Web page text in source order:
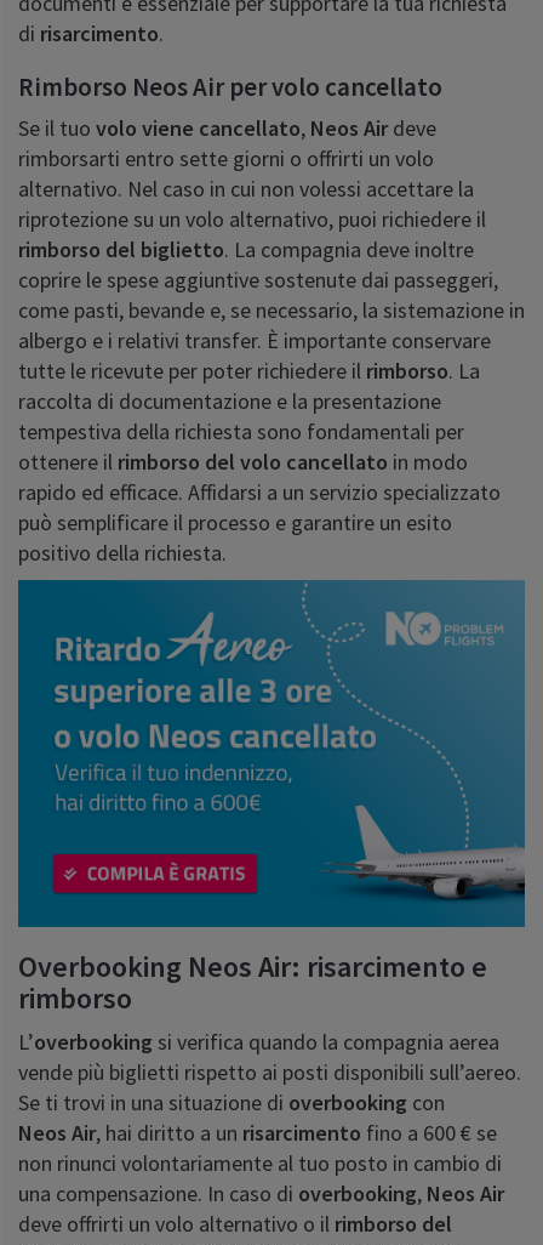
di risarcimento.
Rimborso Neos Air per volo cancellato
Se il tuo volo viene cancellato, Neos Airdeve
rimborsarti entro sette giorni o offrirti un volo
alternativo. Nel caso in cui non volessi accettare la
riprotezione su un volo alternativo, puoi richiedere il
rimborso del biglietto. La compagnia deve inoltre
coprire le spese aggiuntive sostenute dai passeggeri,
come pasti, bevande e, se necessario, la sistemazione in
albergo e i relativi transfer. È importante conservare
tutte le ricevute per poter richiedere il rimborso. La
raccolta di documentazione e la presentazione
tempestiva della richiesta sono fondamentali per
ottenere il rimborso del volo cancellato in modo
rapido ed efficace. Affidarsi a un servizio specializzato
può semplificare il processo e garantire un esito
positivo della richiesta.
Overbooking Neos Air: risarcimento e
rimborso
L’overbooking si verifica quando la compagnia aerea
vende più biglietti rispetto ai posti disponibili sull’aereo.
Se ti trovi in una situazione di overbooking con
Neos Air, hai diritto a un risarcimento fino a 600 € se
non rinunci volontariamente al tuo posto in cambio di
una compensazione. In caso di overbooking, Neos Air
deve offrirti un volo alternativo o il rimborso del